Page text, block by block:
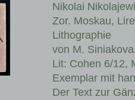
Nikolai
Zor. Moskau,
Lithographie
von M.
Lit: Cohen 6/12,
Exemplar mit
Der Text zur